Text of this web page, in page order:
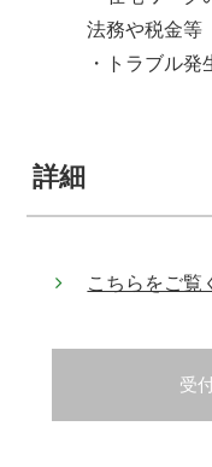
法務や税金等
・トラブル
詳細
こちらをご覧
受